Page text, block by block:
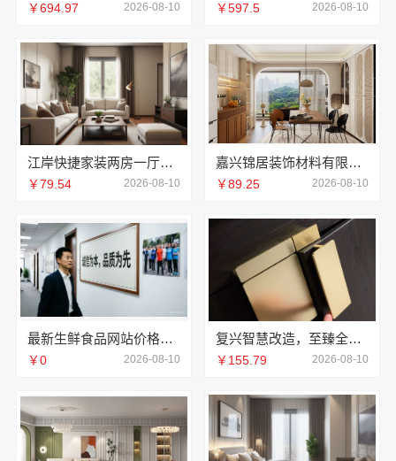
￥694.97 2026-08-10 ￥597.5 2026-08-10
江岸快捷家装两房一厅——本地快装（湖北）科技有限公司
￥79.54 2026-08-10
嘉兴锦居装饰材料有限公司桐乡市毛坯房装修费用详解
￥89.25 2026-08-10
最新生鲜食品网站价格湖北惠物电子商务有限公司
￥0 2026-08-10
复兴智慧改造，至臻全宅以科技赋能居住空间
￥155.79 2026-08-10